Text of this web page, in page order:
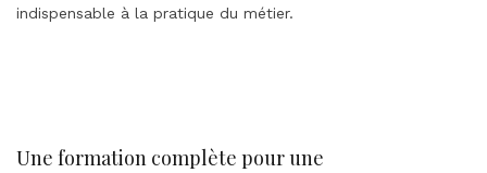
indispensable à la pratique du métier.
Une formation complète pour une